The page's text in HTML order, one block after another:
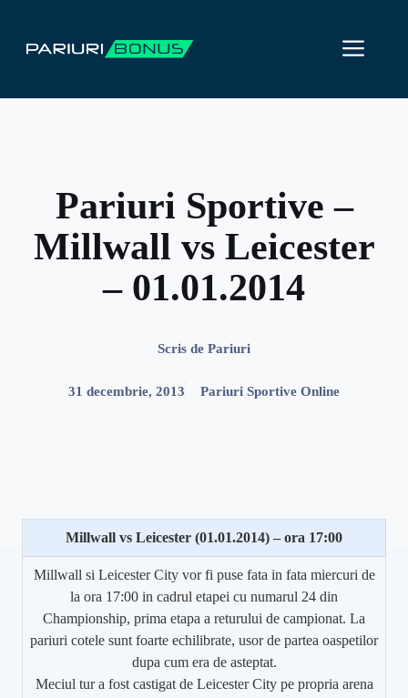
conținut
Pariuri Sportive –
Millwall vs Leicester
– 01.01.2014
Scris de Pariuri
31 decembrie, 2013 Pariuri Sportive Online
Millwall vs Leicester (01.01.2014) – ora 17:00
Millwall si Leicester City vor fi puse fata in fata miercuri de
la ora 17:00 in cadrul etapei cu numarul 24 din
Championship, prima etapa a returului de campionat. La
pariuri cotele sunt foarte echilibrate, usor de partea oaspetilor
dupa cum era de asteptat.
Meciul tur a fost castigat de Leicester City pe propria arena